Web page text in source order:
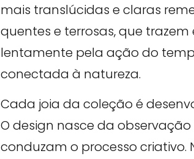
mais translúcidas e claras
quentes e terrosas, que
lentamente pela ação do
conectada à natureza.
Cada joia da coleção é
O design nasce da
conduzam o processo